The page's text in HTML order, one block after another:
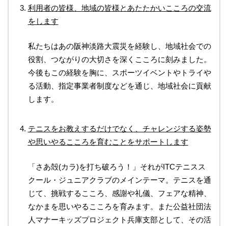
利用者の皆様、地域の皆様とあたたかいこころの交流
をします
私たちはあの阪神淡路大震災を経験し、地域社会での
役割、つながりの大切さを深くこころに刻みました。
今後もこの経験を胸に、スポーツイベントやトライや
る活動、指定事業者制度などを通じ、地域社会に貢献
します。
テニスをお教えするだけでなく、チャレンジする姿勢
や思いやるこころを育むことをサポートします
「さあ殻(カラ)を打ち破ろう！」それがITCテニスス
クール・ジュニアクラブのメインテーマ。テニスを通
じて、挑戦するこころ、感謝や礼儀、フェアな精神、
なかまを思いやるこころを育みます。また公益社団法
人マナーキッズプロジェクト兵庫支部として、その活